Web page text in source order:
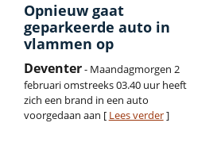
Opnieuw gaat
geparkeerde auto in
vlammen op
Deventer- Maandagmorgen 2
februari omstreeks 03.40 uur heeft
zich een brand in een auto
voorgedaan aan [ Lees verder]